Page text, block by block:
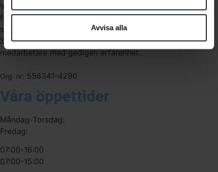
Avvisa alla
Vi är återförsäljare av elverktyg, tillbehör, infästning och
förbrukningsmaterial. Vi har en fysisk butik och
serviceverkstad i Stockholm samt en e-handel för hela
Sverige. Av oss får du professionell service av
medarbetare med gedigen erfarenhet.
Org. nr: 556341-4290
Våra öppettider
Måndag-Torsdag:
Fredag:
07:00-16:00
07:00-15:00